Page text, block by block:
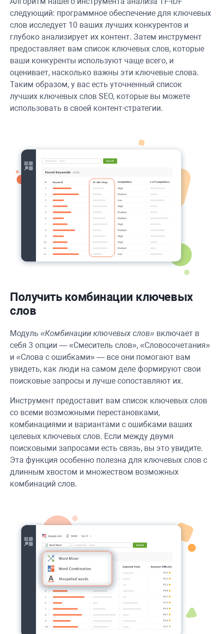
следующий: программное обеспечение для ключевых
слов исследует 10 ваших лучших конкурентов и
глубоко анализирует их контент. Затем инструмент
предоставляет вам список ключевых слов, которые
ваши конкуренты используют чаще всего, и
оценивает, насколько важны эти ключевые слова.
Таким образом, у вас есть уточненный список
лучших ключевых слов SEO, которые вы можете
использовать в своей контент-стратегии.
Получить комбинации ключевых
слов
Модуль «Комбинации ключевых слов» включает в
себя 3 опции — «Смеситель слов», «Словосочетания»
и «Слова с ошибками» — все они помогают вам
увидеть, как люди на самом деле формируют свои
поисковые запросы и лучше сопоставляют их.
Инструмент предоставит вам список ключевых слов
со всеми возможными перестановками,
комбинациями и вариантами с ошибками ваших
целевых ключевых слов. Если между двумя
поисковыми запросами есть связь, вы это увидите.
Эта функция особенно полезна для ключевых слов с
длинным хвостом и множеством возможных
комбинаций слов.